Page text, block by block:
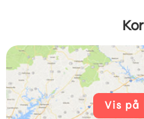
Vis på